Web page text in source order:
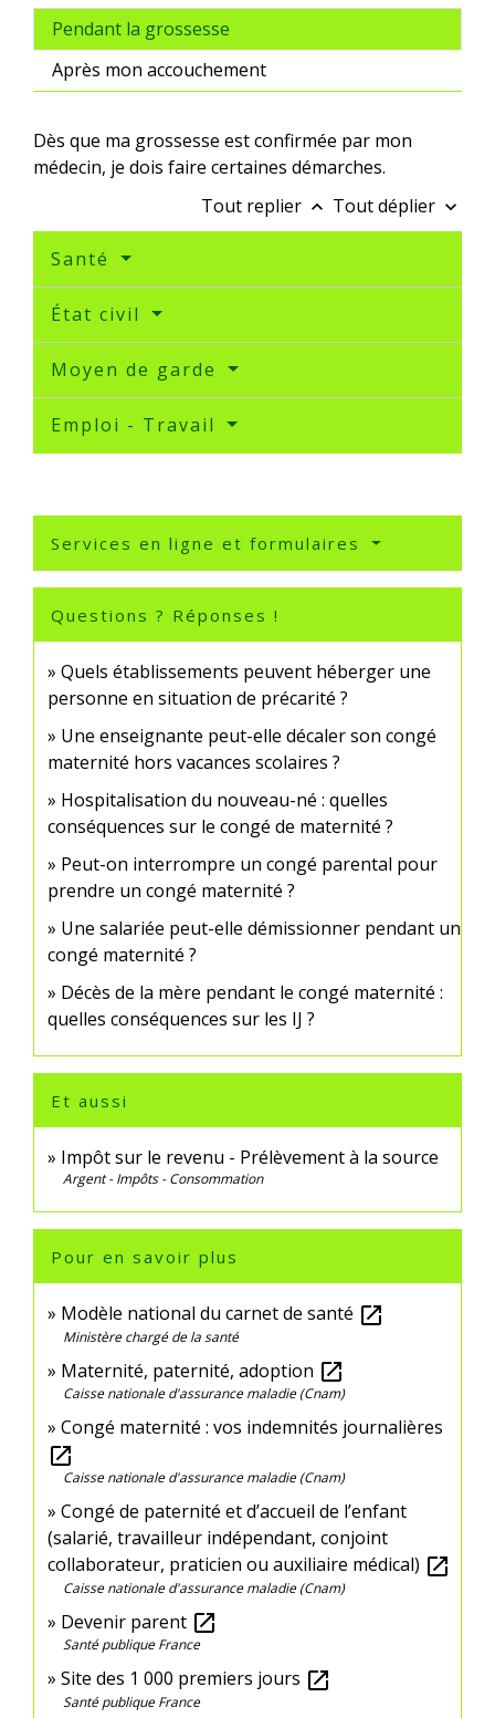
Pendant la grossesse
Après mon accouchement
Dès que ma grossesse est confirmée par mon
médecin, je dois faire certaines démarches.
Tout replier keyboard_arrow_up Tout déplier keyboard_arrow_down
Santé
État civil
Moyen de garde
Emploi - Travail
Services en ligne et formulaires
Questions ? Réponses !
Quels établissements peuvent héberger une
personne en situation de précarité ?
Une enseignante peut-elle décaler son congé
maternité hors vacances scolaires ?
Hospitalisation du nouveau-né : quelles
conséquences sur le congé de maternité ?
Peut-on interrompre un congé parental pour
prendre un congé maternité ?
Une salariée peut-elle démissionner pendant un
congé maternité ?
Décès de la mère pendant le congé maternité :
quelles conséquences sur les IJ ?
Et aussi
Impôt sur le revenu - Prélèvement à la source
Argent - Impôts - Consommation
Pour en savoir plus
Modèle national du carnet de santé open_in_new
Ministère chargé de la santé
Maternité, paternité, adoption open_in_new
Caisse nationale d'assurance maladie (Cnam)
Congé maternité : vos indemnités journalières
open_in_new
Caisse nationale d'assurance maladie (Cnam)
Congé de paternité et d’accueil de l’enfant
(salarié, travailleur indépendant, conjoint
collaborateur, praticien ou auxiliaire médical) open_in_new
Caisse nationale d'assurance maladie (Cnam)
Devenir parent open_in_new
Santé publique France
Site des 1 000 premiers jours open_in_new
Santé publique France